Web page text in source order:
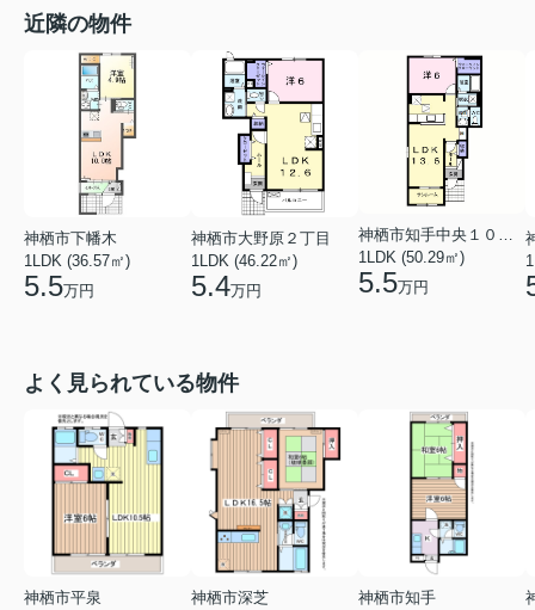
近隣の物件
神栖市下幡木
1LDK (36.57㎡)
5.5万円
神栖市大野原２丁目
1LDK (46.22㎡)
5.4万円
1LDK (50.29㎡)
5.5万円
よく見られている物件
神栖市平泉
神栖市深芝
神栖市知手